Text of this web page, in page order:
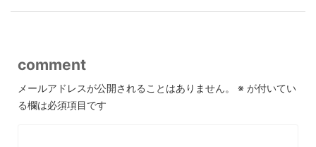
comment
メールアドレスが公開されることはありません。 ※ が付いてい
る欄は必須項目です